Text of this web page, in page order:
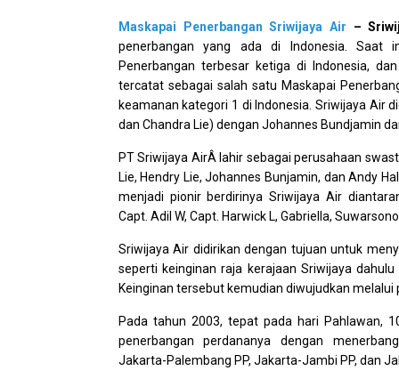
Maskapai Penerbangan Sriwijaya Air –
penerbangan yang ada di Indonesia. Saat
Penerbangan terbesar ketiga di Indonesia,
tercatat sebagai salah satu Maskapai
keamanan kategori 1 di Indonesia. Sriwijaya Air
dan Chandra Lie) dengan Johannes Bundjamin
PT Sriwijaya AirÂ lahir sebagai perusahaan
Lie, Hendry Lie, Johannes Bunjamin, dan Andy
menjadi pionir berdirinya Sriwijaya Air
Capt. Adil W, Capt. Harwick L, Gabriella,
Sriwijaya Air didirikan dengan tujuan untuk
seperti keinginan raja kerajaan Sriwijaya
Keinginan tersebut kemudian diwujudkan
Pada tahun 2003, tepat pada hari Pahlawan,
penerbangan perdananya dengan
Jakarta-Palembang PP, Jakarta-Jambi PP, dan